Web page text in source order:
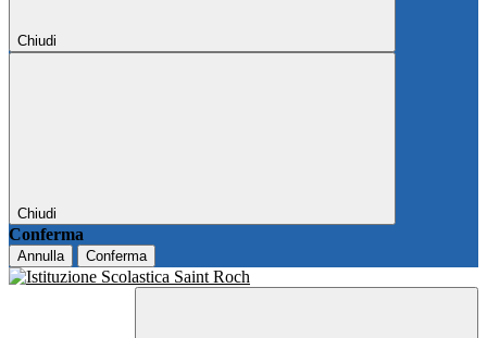
Chiudi
Chiudi
Conferma
Annulla Conferma